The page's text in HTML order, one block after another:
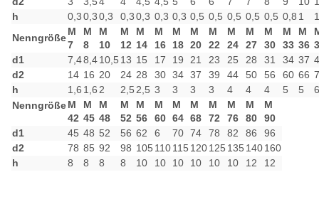
h
0,30,30,3 0,30,3 0,3 0,3 0,5 0,5 0,5 0,5 0,5 0,8 1
Nenngröße
M
7
M
8
M
10
M
12
M
14
M
16
M
18
M
20
M
22
M
24
M
27
M
30
M
33
M
36
d1
7,48,410,5 13 15 17 19 21 23 25 28 31 34 37
d2
14 16 20 24 28 30 34 37 39 44 50 56 60 66
h
1,6 1,6 2 2,5 2,5 3 3 3 3 4 4 4 5 5
6
NenngrößeM
42
M
45
M
48
M
52
M
56
M
60
M
64
M
68
M
72
M
76
M
80
M
90
d1
45 48 52 56 62 6 70 74 78 82 86
96
d2
78 85 92 98 105 110115 120125 135 140160
h
8 8 8 8 10 10 10 10 10 10 12 12